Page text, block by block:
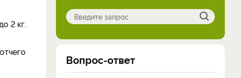
2 кг.
Вопрос-ответ